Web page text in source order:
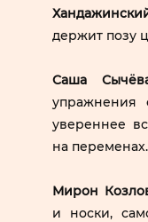
держит позу
Саша
упражнения
увереннее
на переменах.
Мирон
и носки,